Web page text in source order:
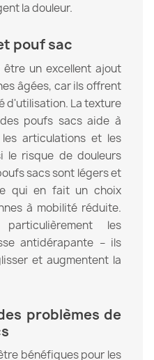
la douleur.
pouf sac
un excellent ajout
âgées, car ils offrent
d'utilisation. La texture
poufs sacs aide à
articulations et les
le risque de douleurs
sacs sont légers et
qui en fait un choix
à mobilité réduite.
particulièrement les
antidérapante – ils
et augmentent la
problèmes de
bénéfiques pour les